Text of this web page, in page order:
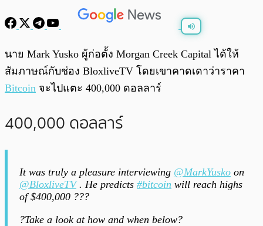
/0:00
นาย Mark Yusko ผู้ก่อตั้ง Morgan Creek Capital ได้ให้
สัมภาษณ์กับช่อง BloxliveTV โดยเขาคาดเดาว่าราคา
Bitcoin จะไปแตะ 400,000 ดอลลาร์
400,000 ดอลลาร์
It was truly a pleasure interviewing @MarkYusko on
@BloxliveTV. He predicts #bitcoin will reach highs
of $400,000 ???
?Take a look at how and when below?